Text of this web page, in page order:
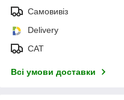
Самовивіз
Delivery
САТ
Всі умови доставки